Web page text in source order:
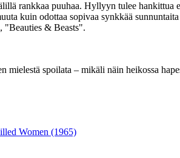
rankkaa puuhaa. Hyllyyn tulee hankittua
kuin odottaa sopivaa synkkää
"Beauties & Beasts".
mielestä spoilata – mikäli näin heikossa
Women (1965)